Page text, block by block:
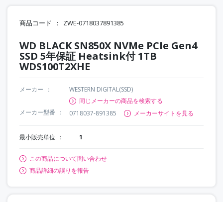
商品コード ZWE-0718037891385
WD BLACK SN850X NVMe PCIe Gen4
SSD 5年保証 Heatsink付 1TB
WDS100T2XHE
メーカー
WESTERN DIGITAL(SSD)
同じメーカーの商品を検索する
メーカー型番
0718037-891385 メーカーサイトを見る
最小販売単位 1
この商品について問い合わせ
商品詳細の誤りを報告